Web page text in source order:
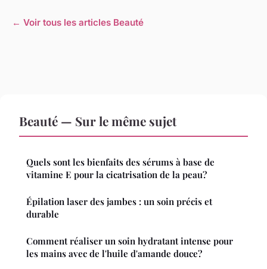
← Voir tous les articles Beauté
Beauté — Sur le même sujet
Quels sont les bienfaits des sérums à base de
vitamine E pour la cicatrisation de la peau?
Épilation laser des jambes : un soin précis et
durable
Comment réaliser un soin hydratant intense pour
les mains avec de l'huile d'amande douce?